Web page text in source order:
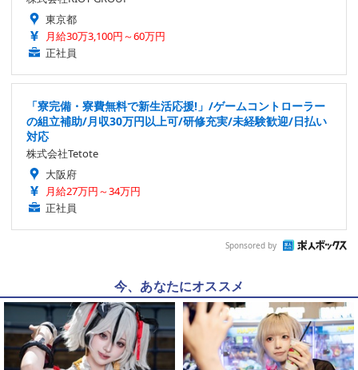
東京都
月給30万3,100円～60万円
正社員
「寮完備・寮費無料で新生活応援!」/ゲームコントローラー
の組立補助/月収30万円以上可/研修充実/未経験歓迎/日払い
対応
株式会社Tetote
大阪府
月給27万円～34万円
正社員
Sponsored by
今、あなたにオススメ